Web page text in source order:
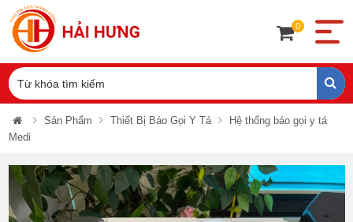
0
Sản Phẩm Thiết Bị Báo Gọi Y Tá
Hệ thống báo gọi y tá
Medi